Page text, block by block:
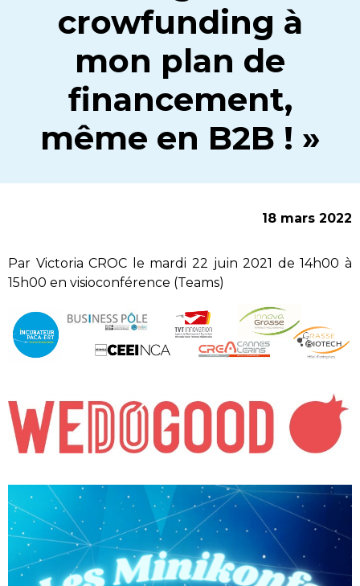
crowfunding à
mon plan de
financement,
même en B2B ! »
18 mars 2022
Par Victoria CROC le mardi 22 juin 2021 de 14h00 à
15h00 en visioconférence (Teams)